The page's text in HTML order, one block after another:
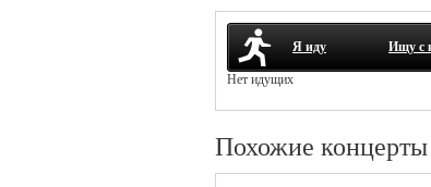
Я иду Ищу с
Нет идущих
Похожие концерты